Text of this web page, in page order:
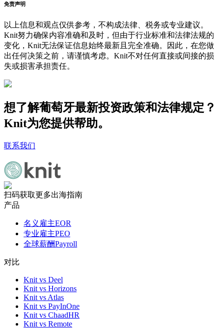
免责声明
以上信息和观点仅供参考，不构成法律、税务或专业建议。
Knit努力确保内容准确和及时，但由于行业标准和法律法规的
变化，Knit无法保证信息始终最新且完全准确。因此，在您做
出任何决策之前，请谨慎考虑。Knit不对任何直接或间接的损
失或损害承担责任。
想了解葡萄牙最新投资政策和法律规定？
Knit为您提供帮助。
联系我们
扫码获取更多出海指南
产品
名义雇主EOR
专业雇主PEO
全球薪酬Payroll
对比
Knit vs Deel
Knit vs Horizons
Knit vs Atlas
Knit vs PayInOne
Knit vs ChaadHR
Knit vs Remote